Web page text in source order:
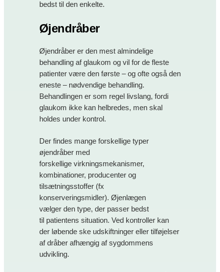
bedst til den enkelte.
Øjendråber
Øjendråber er den mest almindelige
behandling af glaukom og vil for de fleste
patienter være den første – og ofte også den
eneste – nødvendige behandling.
Behandlingen er som regel livslang, fordi
glaukom ikke kan helbredes, men skal
holdes under kontrol.
Der findes mange forskellige typer
øjendråber med
forskellige virkningsmekanismer,
kombinationer, producenter og
tilsætningsstoffer (fx
konserveringsmidler). Øjenlægen
vælger den type, der passer bedst
til patientens situation. Ved kontroller kan
der løbende ske udskiftninger eller tilføjelser
af dråber afhængig af sygdommens
udvikling.